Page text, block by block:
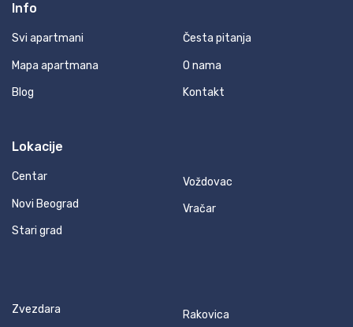
Info
Svi apartmani
Mapa apartmana
Blog
Česta pitanja
O nama
Kontakt
Lokacije
Centar
Novi Beograd
Stari grad
Voždovac
Vračar
Zvezdara Rakovica